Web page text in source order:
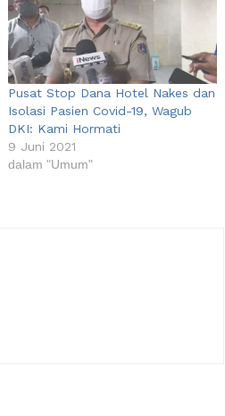
Pusat Stop Dana Hotel Nakes dan
Isolasi Pasien Covid-19, Wagub
DKI: Kami Hormati
9 Juni 2021
dalam "Umum"